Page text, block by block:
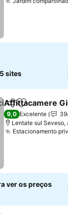
5 sites
PartilharAdicionar
Affittacamere
9,0 Excelente
Lentate sul Seveso,
Estacionamento
ver os preços